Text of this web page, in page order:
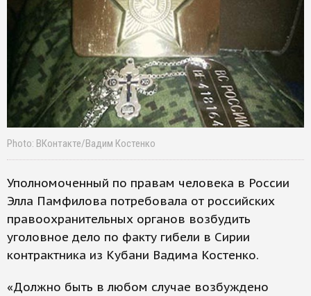
Photo: ВКонтакте/Вадим Костенко
Уполномоченный по правам человека в России
Элла Памфилова потребовала от российских
правоохранительных органов возбудить
уголовное дело по факту гибели в Сирии
контрактника из Кубани Вадима Костенко.
«Должно быть в любом случае возбуждено